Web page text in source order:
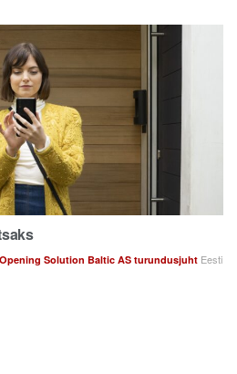
Solution Baltic AS turundusjuht Eesti